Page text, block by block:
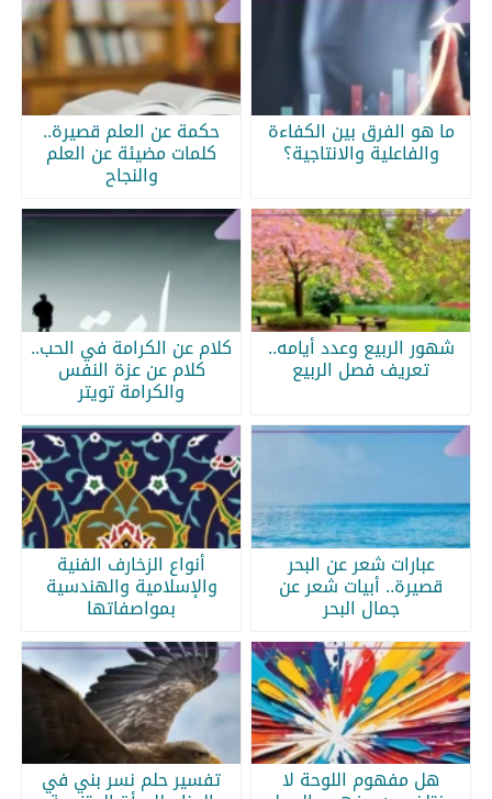
ما هو الفرق بين الكفاءة
والفاعلية والانتاجية؟
حكمة عن العلم قصيرة..
كلمات مضيئة عن العلم
والنجاح
شهور الربيع وعدد أيامه..
تعريف فصل الربيع
كلام عن الكرامة في الحب..
كلام عن عزة النفس
والكرامة تويتر
عبارات شعر عن البحر
قصيرة.. أبيات شعر عن
جمال البحر
أنواع الزخارف الفنية
والإسلامية والهندسية
بمواصفاتها
هل مفهوم اللوحة لا تفسير حلم نسر بني في